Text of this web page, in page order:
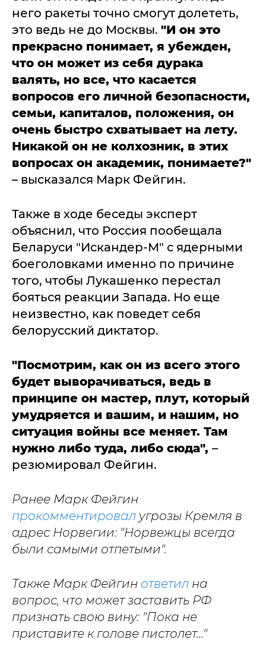
него ракеты точно смогут долететь,
это ведь не до Москвы. "И он это
прекрасно понимает, я убежден,
что он может из себя дурака
валять, но все, что касается
вопросов его личной безопасности,
семьи, капиталов, положения, он
очень быстро схватывает на лету.
Никакой он не колхозник, в этих
вопросах он академик, понимаете?"
– высказался Марк Фейгин.
Также в ходе беседы эксперт
объяснил, что Россия пообещала
Беларуси "Искандер-М" с ядерными
боеголовками именно по причине
того, чтобы Лукашенко перестал
бояться реакции Запада. Но еще
неизвестно, как поведет себя
белорусский диктатор.
"Посмотрим, как он из всего этого
будет выворачиваться, ведь в
принципе он мастер, плут, который
умудряется и вашим, и нашим, но
ситуация войны все меняет. Там
нужно либо туда, либо сюда", –
резюмировал Фейгин.
Ранее Марк Фейгин
прокомментировал угрозы Кремля в
адрес Норвегии: "Норвежцы всегда
были самыми отпетыми".
Также Марк Фейгин ответил на
вопрос, что может заставить РФ
признать свою вину: "Пока не
приставите к голове пистолет..."